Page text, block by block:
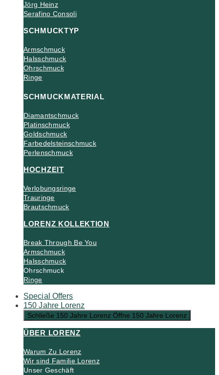
Jörg Heinz
Serafino Consoli
SCHMUCKTYP
Armschmuck
Halsschmuck
Ohrschmuck
Ringe
SCHMUCKMATERIAL
Diamantschmuck
Platinschmuck
Goldschmuck
Farbedelsteinschmuck
Perlenschmuck
HOCHZEIT
Verlobungsringe
Trauringe
Brautschmuck
LORENZ KOLLEKTION
Break Through Be You
Armschmuck
Halsschmuck
Ohrschmuck
Ringe
Special Offers
150 Jahre Lorenz
Schließe 150 Jahre Lorenz Öffne 150 Jahre Lorenz
ÜBER LORENZ
Warum Zu Lorenz
Wir sind Familie Lorenz
Unser Geschäft